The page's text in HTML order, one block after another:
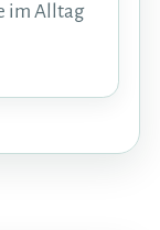
im Alltag